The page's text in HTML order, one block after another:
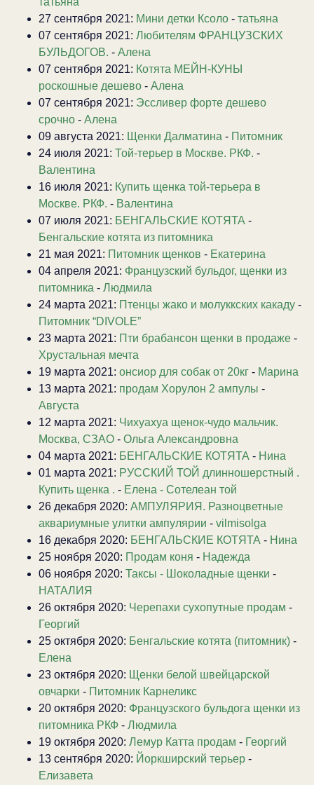
27 сентября 2021: Мини детки Ксоло - татьяна
07 сентября 2021: Любителям ФРАНЦУЗСКИХ
БУЛЬДОГОВ. - Алена
07 сентября 2021: Котята МЕЙН-КУНЫ
роскошные дешево - Алена
07 сентября 2021: Эссливер форте дешево
срочно - Алена
09 августа 2021: Щенки Далматина - Питомник
24 июля 2021: Той-терьер в Москве. РКФ. -
Валентина
16 июля 2021: Купить щенка той-терьера в
Москве. РКФ. - Валентина
07 июля 2021: БЕНГАЛЬСКИЕ КОТЯТА -
Бенгальские котята из питомника
21 мая 2021: Питомник щенков - Екатерина
04 апреля 2021: Французский бульдог, щенки из
питомника - Людмила
24 марта 2021: Птенцы жако и молуккских какаду -
Питомник “DIVOLE”
23 марта 2021: Пти брабансон щенки в продаже -
Хрустальная мечта
19 марта 2021: онсиор для собак от 20кг - Марина
13 марта 2021: продам Хорулон 2 ампулы -
Августа
12 марта 2021: Чихуахуа щенок-чудо мальчик.
Москва, СЗАО - Ольга Александровна
04 марта 2021: БЕНГАЛЬСКИЕ КОТЯТА - Нина
01 марта 2021: РУССКИЙ ТОЙ длинношерстный .
Купить щенка . - Елена - Сотелеан той
26 декабря 2020: АМПУЛЯРИЯ. Разноцветные
аквариумные улитки ампулярии - vilmisolga
16 декабря 2020: БЕНГАЛЬСКИЕ КОТЯТА - Нина
25 ноября 2020: Продам коня - Надежда
06 ноября 2020: Таксы - Шоколадные щенки -
НАТАЛИЯ
26 октября 2020: Черепахи сухопутные продам -
Георгий
25 октября 2020: Бенгальские котята (питомник) -
Елена
23 октября 2020: Щенки белой швейцарской
овчарки - Питомник Карнеликс
20 октября 2020: Французского бульдога щенки из
питомника РКФ - Людмила
19 октября 2020: Лемур Катта продам - Георгий
13 сентября 2020: Йоркширский терьер -
Елизавета